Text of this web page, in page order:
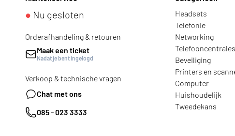
● Nu gesloten
Orderafhandeling & retouren
Maak een ticket
Nadat je bent ingelogd
Verkoop & technische vragen
Chat met ons
085 - 023 3333
Headsets
Telefonie
Networking
Telefooncentrales
Beveiliging
Printers en
Computer
Huishoudelijk
Tweedekans